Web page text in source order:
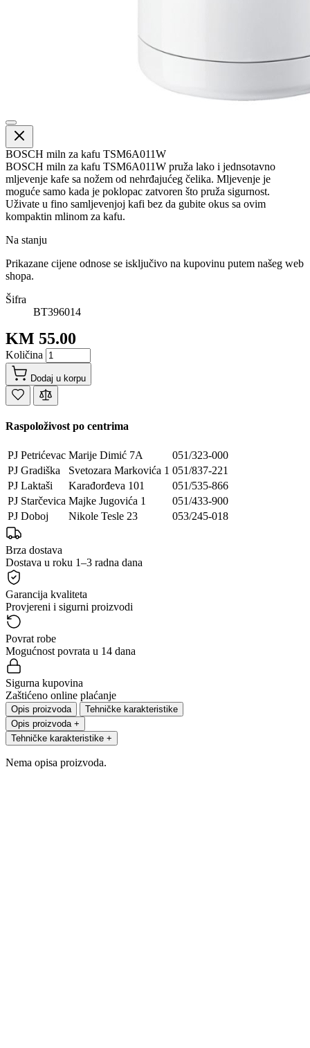
BOSCH miln za kafu TSM6A011W
BOSCH miln za kafu TSM6A011W pruža lako i jednsotavno
mljevenje kafe sa nožem od nehrđajućeg čelika. Mljevenje je
moguće samo kada je poklopac zatvoren što pruža sigurnost.
Uživate u fino samljevenjoj kafi bez da gubite okus sa ovim
kompaktin mlinom za kafu.
Na stanju
Prikazane cijene odnose se isključivo na kupovinu putem našeg web
shopa.
Šifra
BT396014
KM 55.00
Količina
Dodaj u korpu
Raspoloživost po centrima
PJ Petrićevac Marije Dimić 7A
051/323-000
PJ Gradiška
Svetozara Markovića 1 051/837-221
PJ Laktaši
Karađorđeva 101
051/535-866
PJ Starčevica Majke Jugovića 1
051/433-900
PJ Doboj
Nikole Tesle 23 053/245-018
Brza dostava
Dostava u roku 1–3 radna dana
Garancija kvaliteta
Provjereni i sigurni proizvodi
Povrat robe
Mogućnost povrata u 14 dana
Sigurna kupovina
Zaštićeno online plaćanje
Opis proizvoda
Tehničke karakteristike
Opis proizvoda +
Tehničke karakteristike +
Nema opisa proizvoda.